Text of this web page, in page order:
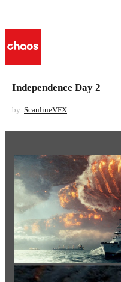
Independence Day 2
by ScanlineVFX